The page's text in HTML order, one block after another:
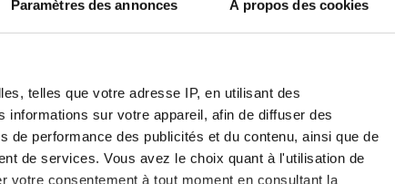
Paramètres des annonces À propos des cookies
telles que votre adresse IP, en utilisant des
sur votre appareil, afin de diffuser des
de performance des publicités et du contenu, ainsi que de
de services. Vous avez le choix quant à l'utilisation de
votre consentement à tout moment en consultant la